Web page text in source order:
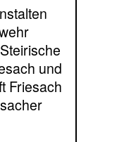
und
Friesach